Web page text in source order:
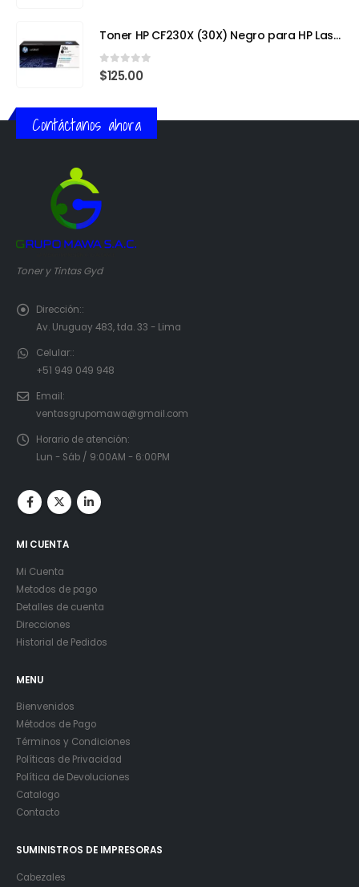
Toner HP CF230X (30X) Negro para HP LaserJet Pro
0out of 5
$125.00
Contáctanos ahora
Toner y Tintas Gyd
Dirección::
Av. Uruguay 483, tda. 33 - Lima
Celular::
+51 949 049 948
Email:
ventasgrupomawa@gmail.com
Horario de atención:
Lun - Sáb / 9:00AM - 6:00PM
MI CUENTA
Mi Cuenta
Metodos de pago
Detalles de cuenta
Direcciones
Historial de Pedidos
MENU
Bienvenidos
Métodos de Pago
Términos y Condiciones
Políticas de Privacidad
Política de Devoluciones
Catalogo
Contacto
SUMINISTROS DE IMPRESORAS
Cabezales